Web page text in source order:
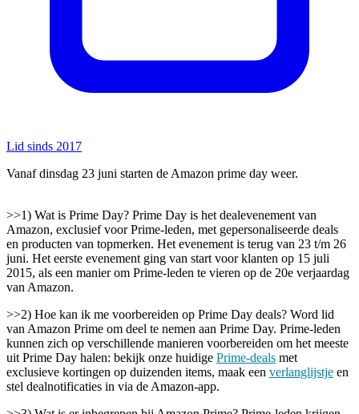
Lid sinds 2017
Vanaf dinsdag 23 juni starten de Amazon prime day weer.
>>1) Wat is Prime Day? Prime Day is het dealevenement van
Amazon, exclusief voor Prime-leden, met gepersonaliseerde deals
en producten van topmerken. Het evenement is terug van 23 t/m 26
juni. Het eerste evenement ging van start voor klanten op 15 juli
2015, als een manier om Prime-leden te vieren op de 20e verjaardag
van Amazon.
>>2) Hoe kan ik me voorbereiden op Prime Day deals? Word lid
van Amazon Prime om deel te nemen aan Prime Day. Prime-leden
kunnen zich op verschillende manieren voorbereiden om het meeste
uit Prime Day halen: bekijk onze huidige Prime-deals met
exclusieve kortingen op duizenden items, maak een verlanglijstje en
stel dealnotificaties in via de Amazon-app.